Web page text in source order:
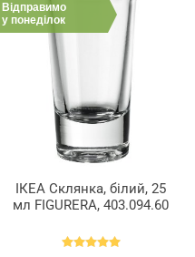
Відправимо
у понеділок
ІКЕА Склянка, білий, 25
мл FIGURERA, 403.094.60